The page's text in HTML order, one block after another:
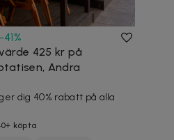
41%
425 kr på
Andra
dig 40% rabatt på alla
köpta